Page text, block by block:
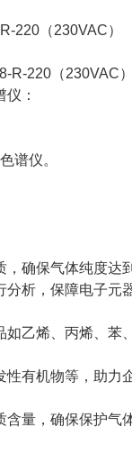
220（230VAC）
R-220（230VAC）
：
谱仪。
确保气体纯度达
析，保障电子元
乙烯、丙烯、苯
有机物等，助力
量，确保保护气